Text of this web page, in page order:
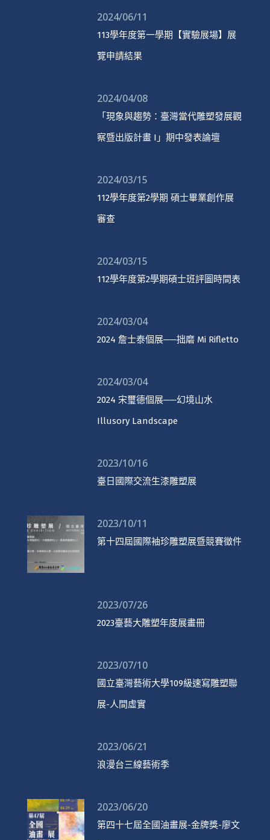
2024/06/11
113學年度第一學期【實驗展場】展
覽申請結果
2024/04/08
「現象與趨勢：臺灣當代雕塑發展觀
察暨出版計畫 I」期中發表論壇
2024/03/15
112學年度第2學期 碩士畢業創作展
審查
2024/03/15
112學年度第2學期碩士班評圖時間表
2024/03/04
2024 詹士泰個展──拙磨 Mi Rifletto
2024/03/04
2024 宋璽德個展──幻境山水
Illusory Landscape
2023/10/16
臺日國際交流生漆雕塑展
2023/10/11
第十四屆國際袖珍雕塑展暨競賽徵件
2023/07/26
2023臺藝大雕塑年度展畫冊
2023/07/10
國立臺灣藝術大學109級速寫雕塑聯
展-人間虛實
2023/06/21
浪漫台三線藝術季
2023/06/20
第四十七屆全國油畫展-金牌獎-廖文